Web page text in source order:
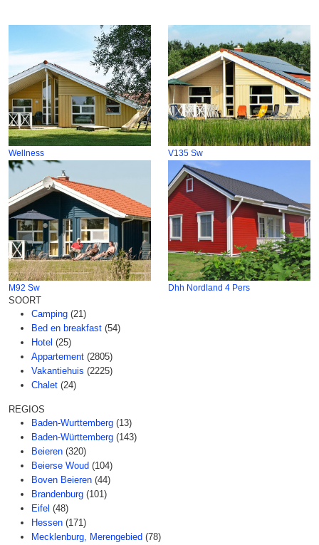
Wellness V135 Sw
M92 Sw Dhh Nordland 4 Pers
SOORT
Camping (21)
Bed en breakfast (54)
Hotel (25)
Appartement (2805)
Vakantiehuis (2225)
Chalet (24)
REGIOS
Baden-Wurttemberg (13)
Baden-Württemberg (143)
Beieren (320)
Beierse Woud (104)
Boven Beieren (44)
Brandenburg (101)
Eifel (48)
Hessen (171)
Mecklenburg, Merengebied (78)